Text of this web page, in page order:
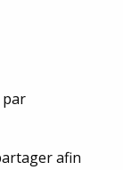
par
afin